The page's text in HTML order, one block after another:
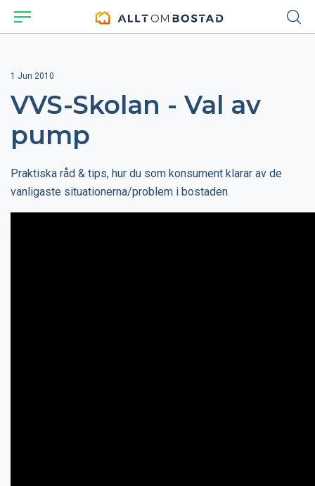
1 Jun 2010
VVS-Skolan - Val av
pump
Praktiska råd & tips, hur du som konsument klarar av de
vanligaste situationerna/problem i bostaden